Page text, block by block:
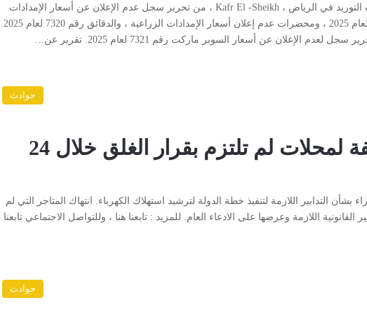
القاهرة: رأي الأمة تمكنت حملات التوريد في الرياض ، Kafr El -Sheikh ، من تحرير سجل عدم الإعلان عن أسعار الإمدادات
الإعلان عن أسعار السوبر ماركت رقم 7321 لعام 2025. تقرير عن…
حوادث
تحرير 156 مخالفة لمحلات لم تلتزم بقرار الغلق خلال 24
التدابير اللازمة لتنفيذ خطة الدولة لترشيد استهلاك الكهرباء. انتهاك المتاجر التي لم
القانونية اللازمة وعرضها على الادعاء العام. للمزيد : تابعنا هنا ، وللتواصل الاجتماعي تابعنا
حوادث